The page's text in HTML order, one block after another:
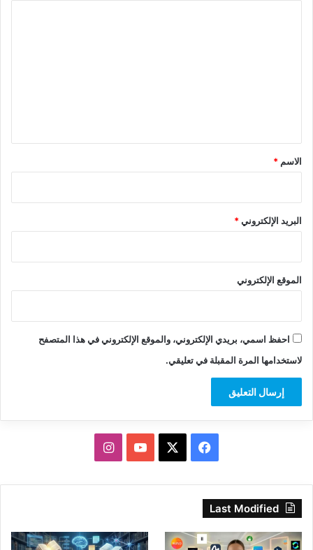
*
الاسم *
البريد الإلكتروني*
الموقع الإلكتروني
احفظ اسمي، بريدي الإلكتروني، والموقع الإلكتروني في هذا المتصفح
لاستخدامها المرة المقبلة في تعليقي.
فيسبوك ‫YouTubeانستقرام
Last Modified